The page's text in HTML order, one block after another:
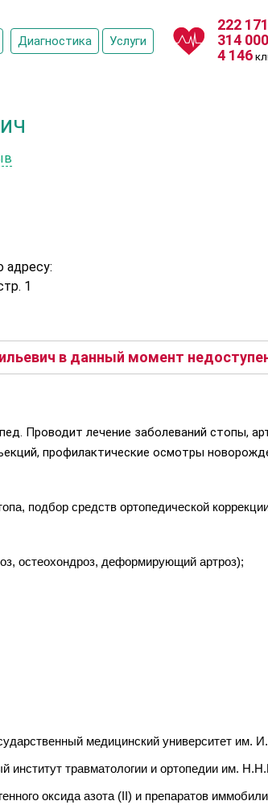
Диагностика Услуги
222 171
314 000
4 146
адресу:
1
в данный момент
Проводит лечение заболеваний стопы,
профилактические осмотры
подбор средств ортопедической
остеохондроз, деформирующий артроз);
медицинский университет им.
институт травматологии и ортопедии им.
оксида азота (II) и препаратов